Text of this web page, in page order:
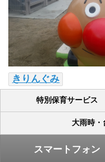
きりんぐみ
特別保育サービス
大雨時・
スマートフォン